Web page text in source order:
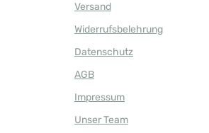
Versand
Widerrufsbelehrung
Datenschutz
AGB
Impressum
Unser Team